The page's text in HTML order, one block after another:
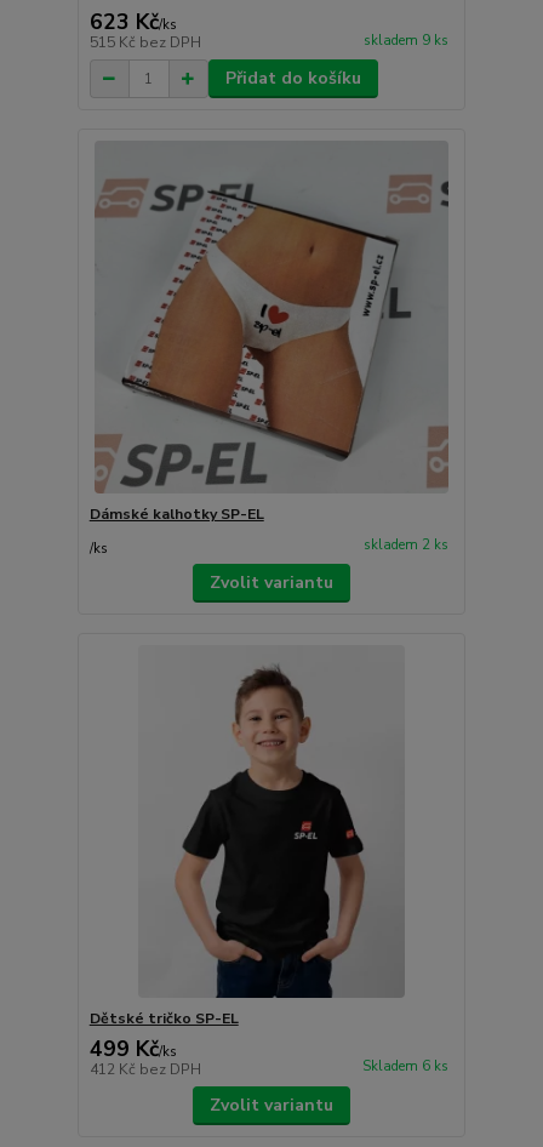
623 Kč/ks
515 Kč bez DPH skladem 9 ks
Přidat do košíku
Dámské kalhotky SP-EL
/ks skladem 2 ks
Zvolit variantu
Dětské tričko SP-EL
499 Kč/ks
412 Kč bez DPH Skladem 6 ks
Zvolit variantu